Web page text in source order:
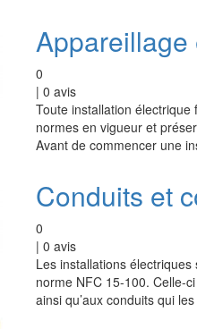
Appareillage
0
| 0 avis
Toute installation
normes en vigueur et
Avant de commencer une
Conduits et
0
| 0 avis
Les installations
norme NFC 15-100. Celle-
ainsi qu’aux conduits qui